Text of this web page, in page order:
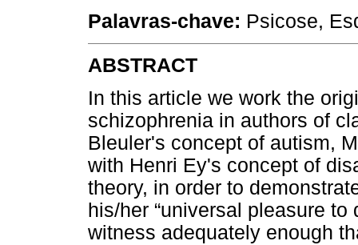
Palavras-chave: Psicose,
ABSTRACT
In this article we work the
schizophrenia in authors of
Bleuler's concept of autism,
with Henri Ey's concept of
theory, in order to
his/her “universal pleasure to
witness adequately enough